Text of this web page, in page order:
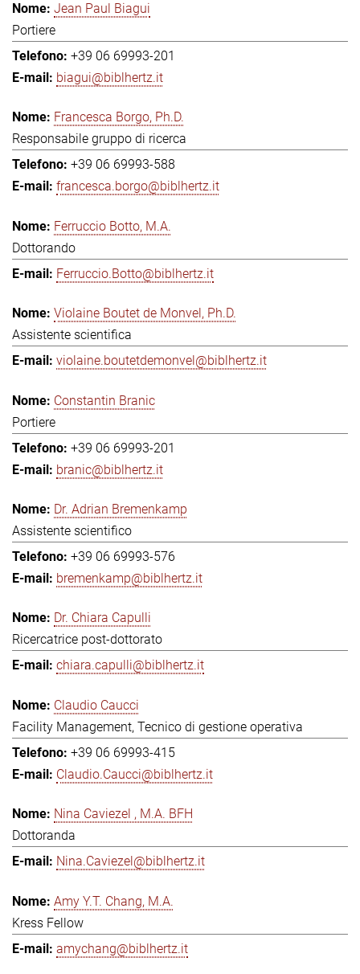
Jean Paul Biagui
Portiere
+39 06 69993-201
biagui@biblhertz.it
Francesca Borgo, Ph.D.
Responsabile gruppo di ricerca
+39 06 69993-588
francesca.borgo@biblhertz.it
Ferruccio Botto, M.A.
Dottorando
Ferruccio.Botto@biblhertz.it
Violaine Boutet de Monvel, Ph.D.
Assistente scientifica
violaine.boutetdemonvel@biblhertz.it
Constantin Branic
Portiere
+39 06 69993-201
branic@biblhertz.it
Dr. Adrian Bremenkamp
Assistente scientifico
+39 06 69993-576
bremenkamp@biblhertz.it
Dr. Chiara Capulli
Ricercatrice post-dottorato
chiara.capulli@biblhertz.it
Claudio Caucci
Facility Management, Tecnico di gestione operativa
+39 06 69993-415
Claudio.Caucci@biblhertz.it
Nina Caviezel , M.A. BFH
Dottoranda
Nina.Caviezel@biblhertz.it
Amy Y.T. Chang, M.A.
Kress Fellow
amychang@biblhertz.it